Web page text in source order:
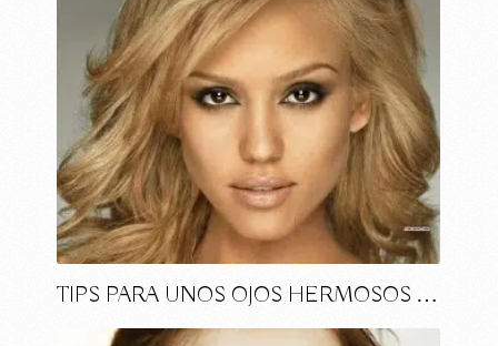
TIPS PARA UNOS OJOS HERMOSOS …